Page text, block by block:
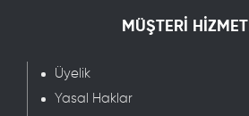
MÜŞTERİ
Üyelik
Yasal Haklar